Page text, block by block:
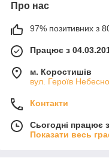
Про нас
97% позитивних з 80
Працює з
м. Коростишів
вул. Героїв
Контакти
Сьогодні працює
Показати весь